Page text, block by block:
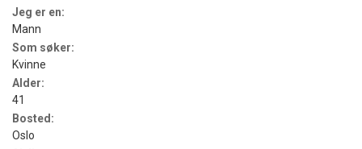
Jeg er en:
Mann
Som søker:
Kvinne
Alder:
41
Bosted:
Oslo